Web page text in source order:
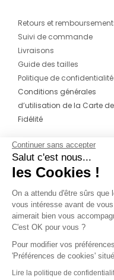
Retours et
Suivi de commande
Livraisons
Guide des tailles
Politique de confidentialité
Conditions générales
d’utilisation de la Carte de
Fidélité
CONTACT
04 42 20 78 42
Du lundi au jeudi de 8h30 à
vendredi de 8h30 à 15h30
Continuer sans accepter
Salut c'est nous...
les Cookies !
On a attendu d'être sûrs que
vous intéresse avant de
aimerait bien vous
C'est OK pour vous ?
Pour modifier vos
'Préférences de cookies'
Lire la politique de